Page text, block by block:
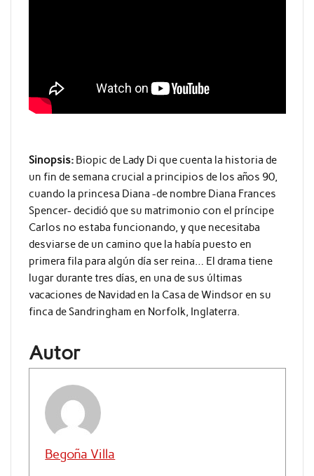
Sinopsis:Biopic de Lady Di que cuenta la historia de
un fin de semana crucial a principios de los años 90,
cuando la princesa Diana -de nombre Diana Frances
Spencer- decidió que su matrimonio con el príncipe
Carlos no estaba funcionando, y que necesitaba
desviarse de un camino que la había puesto en
primera fila para algún día ser reina… El drama tiene
lugar durante tres días, en una de sus últimas
vacaciones de Navidad en la Casa de Windsor en su
finca de Sandringham en Norfolk, Inglaterra.
Autor
Begoña Villa